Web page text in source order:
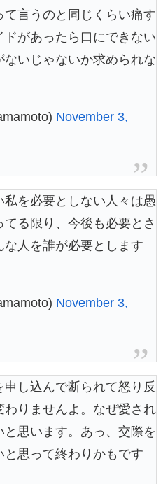
て言うのと同じくらい痛す
ドがあったら口にできない
ないじゃないか求められな
November 3,
私を必要としない人々は愚
る限り、今後も必要とさ
人を誰が必要とします
November 3,
し込んで断られて怒り反
りませんよ。なぜ愛され
思います。あっ、交際を
思って終わりかもです